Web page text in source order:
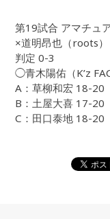
第19試合 アマチ
×道明昂也（roots）
判定 0-3
◯青木陽佑（K’z
A：草柳和宏 18-20
B：土屋大喜 17-20
C：田口泰地 18-20